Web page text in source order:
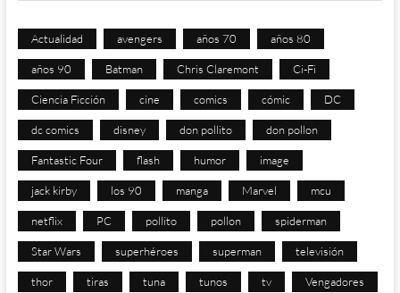
Actualidad avengers años 70 años 80
años 90 Batman Chris Claremont Ci-Fi
Ciencia Ficción cine comics cómic DC
dc comics disney don pollito don pollon
Fantastic Four flash humor image
jack kirby los 90 manga Marvel mcu
netflix PC pollito pollon spiderman
Star Wars superhéroes superman televisión
thor tiras tuna tunos tv Vengadores